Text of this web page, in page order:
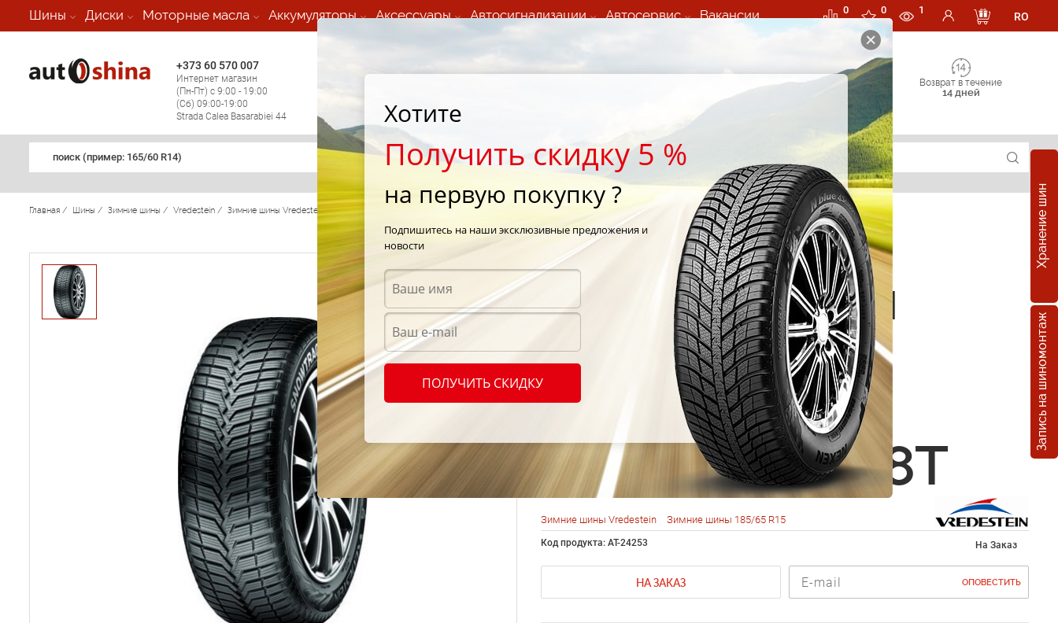
Шины Диски Моторные масла Аккумуляторы Аксессуары Автосигнализации Автосервис Вакансии 0 0 1
RO
+373 60 570 007
Интернет магазин
(Пн-Пт) с 9:00 - 19:00
(Сб) 09:00-19:00
Strada Calea Basarabiei 44
Мобильный шиномонтаж 24/7
Возврат в течение
14 дней
поиск (примеp: 165/60 R14)
Хранение шин
Запись на шиномонтаж
Главная / Шины / Зимние шины / Vredestein / Зимние шины Vredestein / SnowTrac 3 Vredestein SnowTrac 3 185/65 R15 88T
Зимние шины
Vredestein
SnowTrac 3
185/65 R15 88T
Зимние шины Vredestein Зимние шины 185/65 R15
Код продукта: AT-24253 На Заказ
НА ЗАКАЗ ОПОВЕСТИТЬ
Хотите
Получить скидку 5 %
на первую покупку ?
Подпишитесь на наши эксклюзивные предложения и
новости
ПОЛУЧИТЬ СКИДКУ